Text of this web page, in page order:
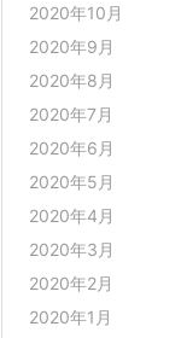
2020年10月
2020年9月
2020年8月
2020年7月
2020年6月
2020年5月
2020年4月
2020年3月
2020年2月
2020年1月